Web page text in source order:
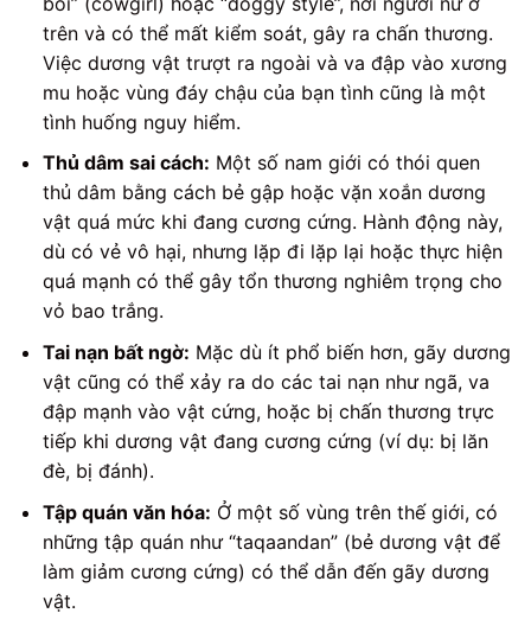
trên và có thể mất kiểm soát, gây ra chấn thương.
Việc dương vật trượt ra ngoài và va đập vào xương
mu hoặc vùng đáy chậu của bạn tình cũng là một
tình huống nguy hiểm.
Thủ dâm sai cách: Một số nam giới có thói quen
thủ dâm bằng cách bẻ gập hoặc vặn xoắn dương
vật quá mức khi đang cương cứng. Hành động này,
dù có vẻ vô hại, nhưng lặp đi lặp lại hoặc thực hiện
quá mạnh có thể gây tổn thương nghiêm trọng cho
vỏ bao trắng.
Tai nạn bất ngờ: Mặc dù ít phổ biến hơn, gãy dương
vật cũng có thể xảy ra do các tai nạn như ngã, va
đập mạnh vào vật cứng, hoặc bị chấn thương trực
tiếp khi dương vật đang cương cứng (ví dụ: bị lăn
đè, bị đánh).
Tập quán văn hóa: Ở một số vùng trên thế giới, có
những tập quán như “taqaandan” (bẻ dương vật để
làm giảm cương cứng) có thể dẫn đến gãy dương
vật.